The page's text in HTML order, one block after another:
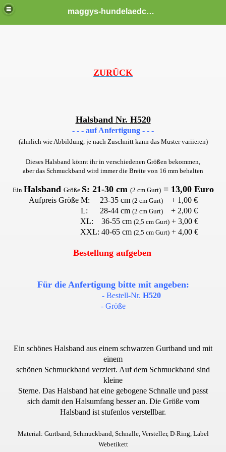
maggys-hundelaedchen
ZURÜCK
Halsband Nr. H520
- - - auf Anfertigung - - -
(ähnlich wie Abbildung, je nach Zuschnitt kann das Muster variieren)
Dieses Halsband könnt ihr in verschiedenen Größen bekommen,
aber das Schmuckband wird immer die Breite von 16 mm behalten
Ein Halsband Größe S: 21-30 cm (2 cm Gurt) = 13,00 Euro
Aufpreis Größe M: 23-35 cm (2 cm Gurt)+ 1,00 €
L: 28-44 cm (2 cm Gurt) + 2,00 €
XL: 36-55 cm (2,5 cm Gurt) + 3,00 €
XXL: 40-65 cm (2,5 cm Gurt) + 4,00 €
Bestellung aufgeben
Für die Anfertigung bitte mit angeben:
- Bestell-Nr. H520
- Größe
Ein schönes Halsband aus einem schwarzen Gurtband und mit
einem
schönen Schmuckband verziert. Auf dem Schmuckband sind
kleine
Sterne. Das Halsband hat eine gebogene Schnalle und passt
sich damit den Halsumfang besser an. Die Größe vom
Halsband ist stufenlos verstellbar.
Material: Gurtband, Schmuckband, Schnalle, Versteller, D-Ring, Label
Webetikett